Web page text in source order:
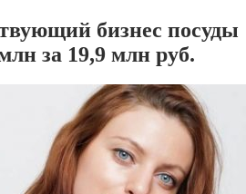
бизнес посуды
за 19,9 млн руб.